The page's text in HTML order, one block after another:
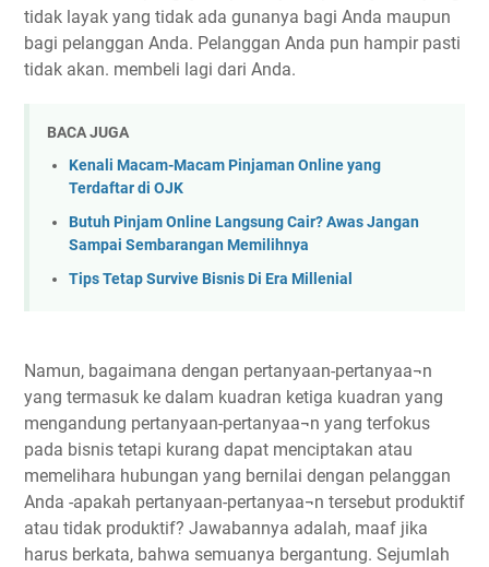
tidak layak yang tidak ada gunanya bagi Anda maupun
bagi pelanggan Anda. Pelanggan Anda pun hampir pasti
tidak akan. membeli lagi dari Anda.
BACA JUGA
Kenali Macam-Macam Pinjaman Online yang
Terdaftar di OJK
Butuh Pinjam Online Langsung Cair? Awas Jangan
Sampai Sembarangan Memilihnya
Tips Tetap Survive Bisnis Di Era Millenial
Namun, bagaimana dengan pertanyaan-pertanyaa¬n
yang termasuk ke dalam kuadran ketiga kuadran yang
mengandung pertanyaan-pertanyaa¬n yang terfokus
pada bisnis tetapi kurang dapat menciptakan atau
memelihara hubungan yang bernilai dengan pelanggan
Anda -apakah pertanyaan-pertanyaa¬n tersebut produktif
atau tidak produktif? Jawabannya adalah, maaf jika
harus berkata, bahwa semuanya bergantung. Sejumlah